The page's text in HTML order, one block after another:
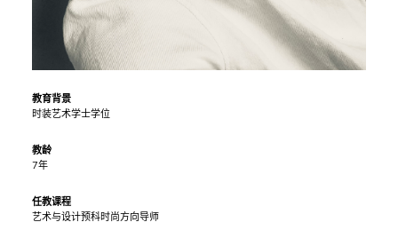
教育背景
时装艺术学士学位
教龄
7年
任教课程
艺术与设计预科时尚方向导师